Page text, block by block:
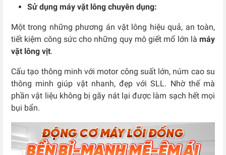
Sử dụng máy vặt lông chuyên dụng:
Một trong những phương án vặt lông hiệu quả, an toàn,
tiết kiệm công sức cho những quy mô giết mổ lớn là máy
vặt lông vịt.
Cấu tạo thông minh với motor công suất lớn, núm cao su
thông minh giúp vặt nhanh, đẹp với SLL. Nhờ thế mà
phần vật liệu không bị gãy nát lại được làm sạch hết mọi
bụi bẩn.